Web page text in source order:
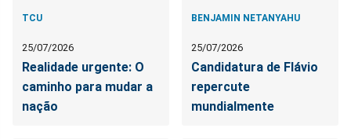
TCU
25/07/2026
Realidade urgente: O
caminho para mudar a
nação
BENJAMIN NETANYAHU
25/07/2026
Candidatura de Flávio
repercute
mundialmente